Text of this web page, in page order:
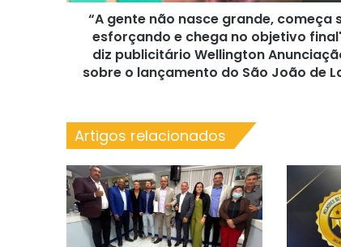
chega
objetivo
final",
Anunciação
sobre
o
lançamento
do
São
João
“A gente não nasce grande, começa
esforçando e chega no objetivo
diz publicitário Wellington
sobre o lançamento do São João de
Artigos relacionados